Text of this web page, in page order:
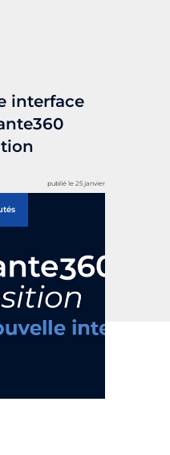
interface
publié le 25 janvier